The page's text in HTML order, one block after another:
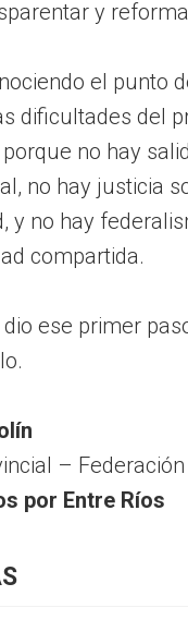
y
el punto
dificultades del
no hay
no hay justicia
y no hay
compartida.
dio ese primer
– Federación
por Entre Ríos